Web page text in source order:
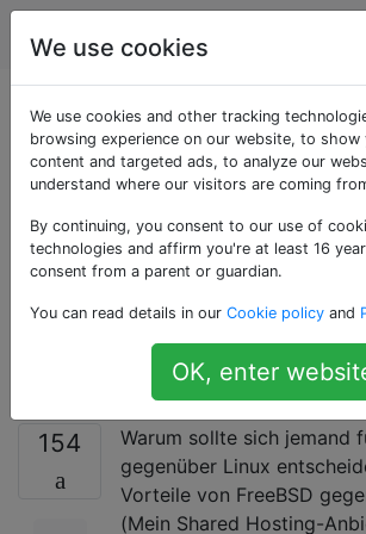
Unix & Linux
Warum sollte
jemand für
gegenüber
entscheiden?
[geschlossen]
154 Warum sollte sich jemand
gegenüber Linux
Vorteile von FreeBSD
(Mein Shared Hosting-
We use cookies
We use cookies and other tracking
browsing experience on our website, to show
content and targeted ads, to analyze our
understand where our visitors are coming
By continuing, you consent to our use of
technologies and affirm you're at least 16
consent from a parent or guardian.
You can read details in our Cookie policy and
OK, enter